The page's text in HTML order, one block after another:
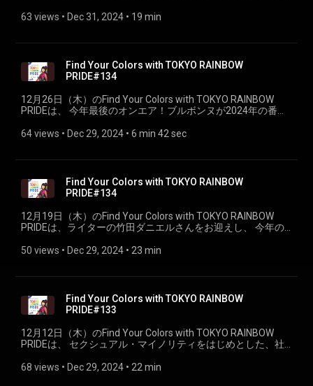
ンスジェンダーや自分に自信が持てない女性を応援している
63 views • Dec 31, 2024 • 19 min
Find Your Colors with TOKYO RAINBOW
PRIDE#134
12月26日（木）のFind Your Colors with TOKYO RAINBOW
PRIDEは、 今年最後のオンエア！ブルボンヌが2024年の番組
りDJ MIXをお届けします！
64 views • Dec 29, 2024 • 6 min 42 sec
Find Your Colors with TOKYO RAINBOW
PRIDE#134
12月19日（木）のFind Your Colors with TOKYO RAINBOW
PRIDEは、ライターの竹田ダニエルさんをお迎えし、 今年の
50 views • Dec 29, 2024 • 23 min
Find Your Colors with TOKYO RAINBOW
PRIDE#133
12月12日（木）のFind Your Colors with TOKYO RAINBOW
PRIDEは、 セクシュアル・マイノリティをはじめとした、社
目指し、 「Over Magazine」発行のほか、LGBTQ＋に関する
68 views • Dec 29, 2024 • 22 min